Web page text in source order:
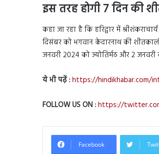
इस तरह होगी7 दिन की
कहा जा रहा है कि हरिद्वार में
दिसंबर को भगवान केदारनाथ की
जनवरी 2024 को ज्योतिर्मठ और 2 जनवरी
ये भी पढ़ें :https://hindikhabar.com/
FOLLOW US ON :https://
Facebook